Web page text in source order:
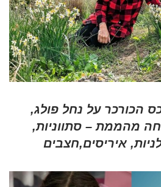
הכורכר על נחל פולג,
מהממת – סתווניות,
איריסים,חצבים